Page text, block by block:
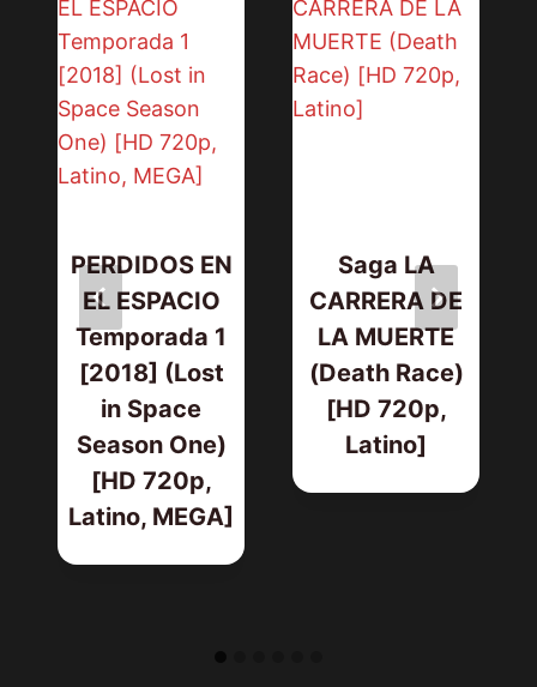
PERDIDOS EN
EL ESPACIO
Temporada 1
[2018] (Lost
in Space
Season One)
[HD 720p,
Latino, MEGA]
Saga LA
CARRERA DE
LA MUERTE
(Death Race)
[HD 720p,
Latino]